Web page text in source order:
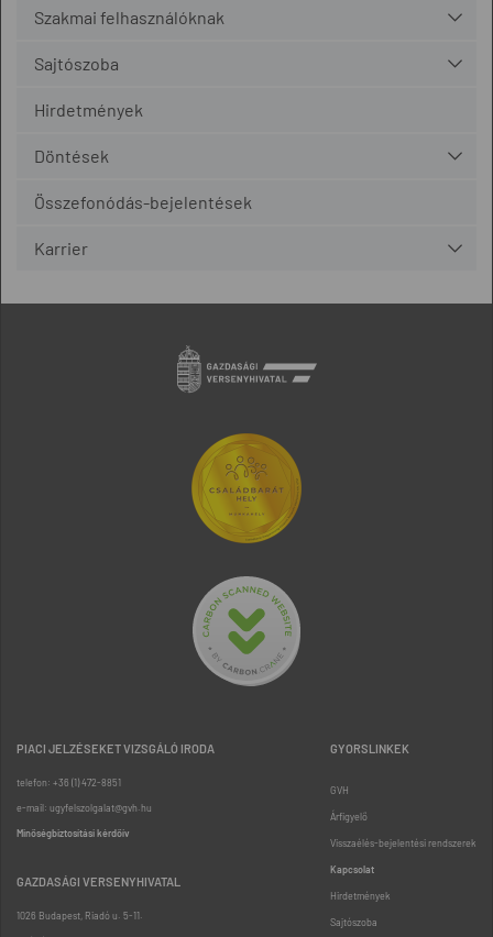
Szakmai felhasználóknak
Sajtószoba
Hirdetmények
Döntések
Összefonódás-bejelentések
Karrier
PIACI JELZÉSEKET VIZSGÁLÓ IRODA
telefon: +36 (1) 472-8851
e-mail: ugyfelszolgalat@gvh.hu
Minőségbiztosítási kérdőív
GAZDASÁGI VERSENYHIVATAL
1026 Budapest, Riadó u. 5-11.
GYORSLINKEK
GVH
Árfigyelő
Visszaélés-bejelentési rendszerek
Kapcsolat
Hirdetmények
Sajtószoba